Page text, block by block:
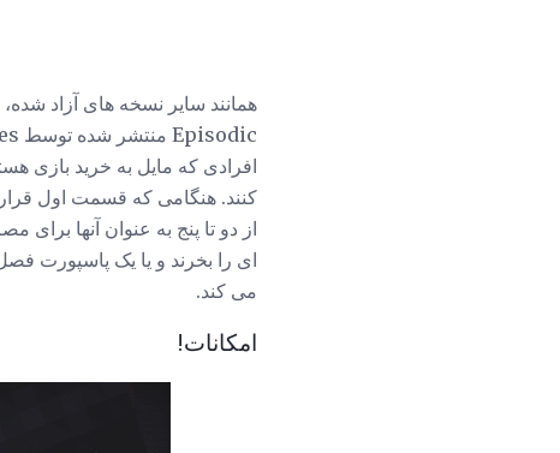
کنند. هنگامی که قسمت اول قرار
از دو تا پنج به عنوان آنها
می کند.
امکانات!